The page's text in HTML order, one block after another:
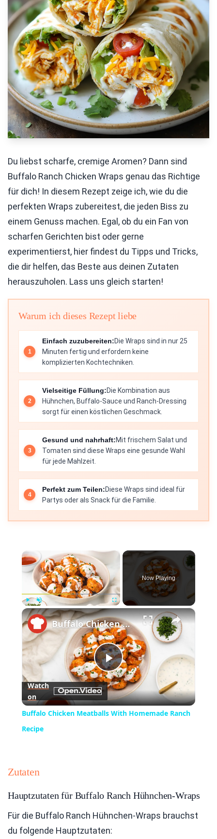
Du liebst scharfe, cremige Aromen? Dann sind
Buffalo Ranch Chicken Wraps genau das Richtige
für dich! In diesem Rezept zeige ich, wie du die
perfekten Wraps zubereitest, die jeden Biss zu
einem Genuss machen. Egal, ob du ein Fan von
scharfen Gerichten bist oder gerne
experimentierst, hier findest du Tipps und Tricks,
die dir helfen, das Beste aus deinen Zutaten
herauszuholen. Lass uns gleich starten!
Warum ich dieses Rezept liebe
Einfach zuzubereiten:Die Wraps sind in nur 25
Minuten fertig und erfordern keine
komplizierten Kochtechniken.
Vielseitige Füllung:Die Kombination aus
Hühnchen, Buffalo-Sauce und Ranch-Dressing
sorgt für einen köstlichen Geschmack.
Gesund und nahrhaft:Mit frischem Salat und
Tomaten sind diese Wraps eine gesunde Wahl
für jede Mahlzeit.
Perfekt zum Teilen:Diese Wraps sind ideal für
Partys oder als Snack für die Familie.
×
Play Unmute Fullscreen
Now Playing
×
Play
Video
Buffalo Chicken Meatballs With Homemade Ranch Recipe
Watch
on
Buffalo Chicken Meatballs With Homemade Ranch
Recipe
Zutaten
Hauptzutaten für Buffalo Ranch Hühnchen-Wraps
Für die Buffalo Ranch Hühnchen-Wraps brauchst
du folgende Hauptzutaten: